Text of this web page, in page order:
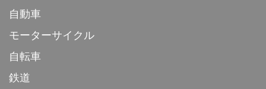
自動車
モーターサイクル
自転車
鉄道